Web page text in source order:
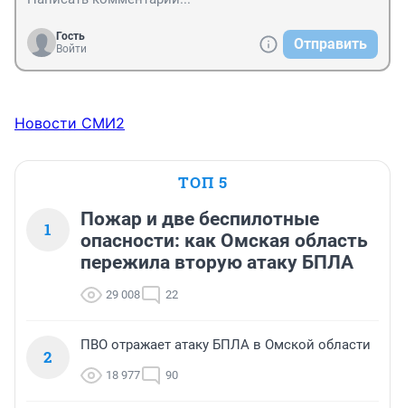
Гость
Войти
Отправить
Новости СМИ2
ТОП 5
1
Пожар и две беспилотные
опасности: как Омская область
пережила вторую атаку БПЛА
29 008 22
2
ПВО отражает атаку БПЛА в Омской области
18 977 90